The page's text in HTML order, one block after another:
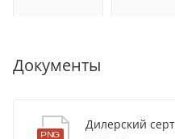
Документы
Дилерский